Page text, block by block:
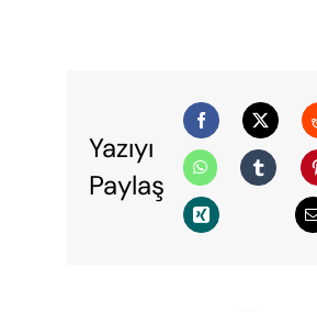
Yazıyı
Paylaş